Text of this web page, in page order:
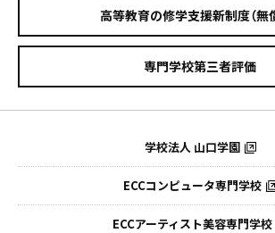
高等教育の修学支援新制度（無
専門学校第三者評価
学校法人 山口学園
ECCコンピュータ専門学校
ECCアーティスト美容専門学校